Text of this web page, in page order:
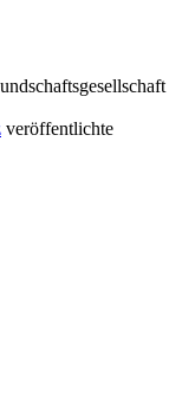
veröffentlichte